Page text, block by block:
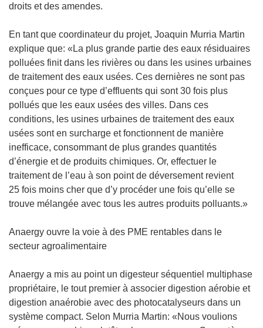
droits et des amendes.
En tant que coordinateur du projet, Joaquin Murria Martin
explique que: «La plus grande partie des eaux résiduaires
polluées finit dans les rivières ou dans les usines urbaines
de traitement des eaux usées. Ces dernières ne sont pas
conçues pour ce type d’effluents qui sont 30 fois plus
pollués que les eaux usées des villes. Dans ces
conditions, les usines urbaines de traitement des eaux
usées sont en surcharge et fonctionnent de manière
inefficace, consommant de plus grandes quantités
d’énergie et de produits chimiques. Or, effectuer le
traitement de l’eau à son point de déversement revient
25 fois moins cher que d’y procéder une fois qu’elle se
trouve mélangée avec tous les autres produits polluants.»
Anaergy ouvre la voie à des PME rentables dans le
secteur agroalimentaire
Anaergy a mis au point un digesteur séquentiel multiphase
propriétaire, le tout premier à associer digestion aérobie et
digestion anaérobie avec des photocatalyseurs dans un
système compact. Selon Murria Martin: «Nous voulions